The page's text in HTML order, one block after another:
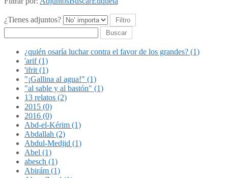
¿Tienes adjuntos?
Buscar
¿quién osaría luchar contra el favor de los grandes? (1)
'arif (1)
'ifrit (1)
"¡Gallina al agua!" (1)
"al sable y al bastón" (1)
13 relatos (2)
2015 (0)
2016 (0)
Abd-el-Kérim (1)
Abdallah (2)
Abdul-Medjid (1)
Abel (1)
abesch (1)
Abirám (1)